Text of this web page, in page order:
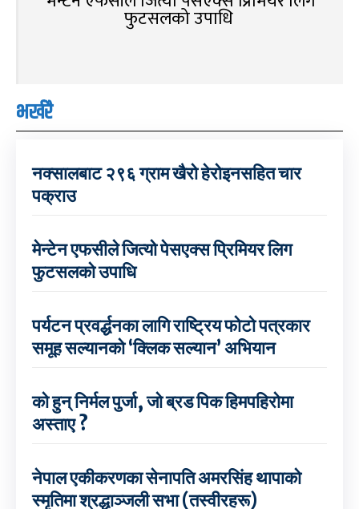
फुटसलको उपाधि
भर्खरै
नक्सालबाट २९६ ग्राम खैरो हेरोइनसहित चार
पक्राउ
मेन्टेन एफसीले जित्यो पेसएक्स प्रिमियर लिग
फुटसलको उपाधि
पर्यटन प्रवर्द्धनका लागि राष्ट्रिय फोटो पत्रकार
समूह सल्यानको ‘क्लिक सल्यान’ अभियान
को हुन् निर्मल पुर्जा, जो ब्रड पिक हिमपहिरोमा
अस्ताए ?
नेपाल एकीकरणका सेनापति अमरसिंह थापाको
स्मृतिमा श्रद्धाञ्जली सभा (तस्वीरहरू)